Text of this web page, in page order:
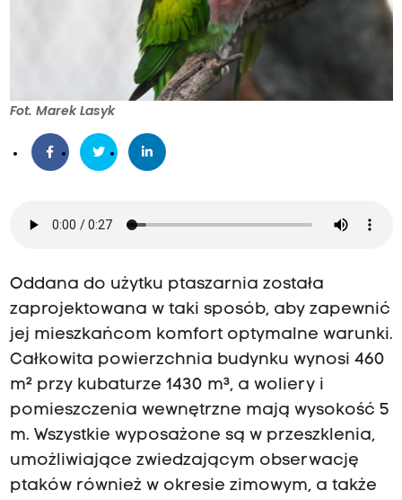
Fot. Marek Lasyk
Oddana do użytku ptaszarnia została
zaprojektowana w taki sposób, aby zapewnić
jej mieszkańcom komfort optymalne warunki.
Całkowita powierzchnia budynku wynosi 460
m² przy kubaturze 1430 m³, a woliery i
pomieszczenia wewnętrzne mają wysokość 5
m. Wszystkie wyposażone są w przeszklenia,
umożliwiające zwiedzającym obserwację
ptaków również w okresie zimowym, a także